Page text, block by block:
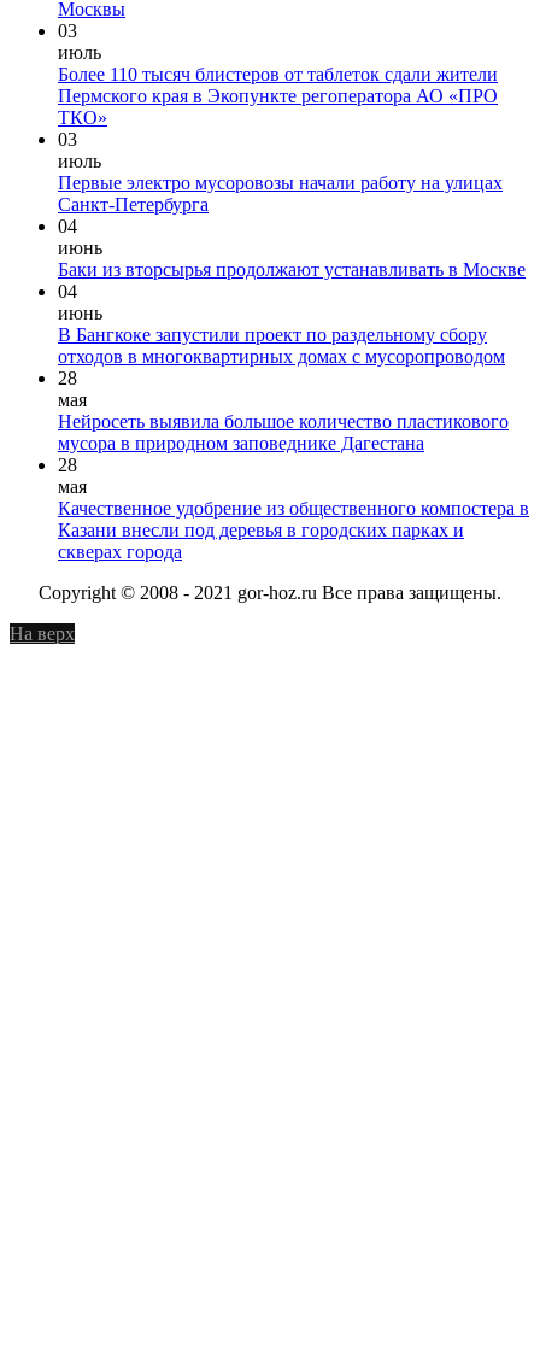
Москвы
03
июль
Более 110 тысяч блистеров от таблеток сдали жители
Пермского края в Экопункте регоператора АО «ПРО
ТКО»
03
июль
Первые электро мусоровозы начали работу на улицах
Санкт-Петербурга
04
июнь
Баки из вторсырья продолжают устанавливать в Москве
04
июнь
В Бангкоке запустили проект по раздельному сбору
отходов в многоквартирных домах с мусоропроводом
28
мая
Нейросеть выявила большое количество пластикового
мусора в природном заповеднике Дагестана
28
мая
Качественное удобрение из общественного компостера в
Казани внесли под деревья в городских парках и
скверах города
Copyright © 2008 - 2021 gor-hoz.ru Все права защищены.
На верх